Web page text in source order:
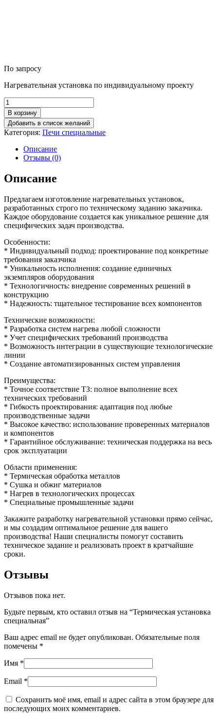
По запросу
Нагревательная установка по индивидуальному проекту
Количество
товара
Термическая
установка
специальная
В корзину
Добавить в список желаний
Категория: Печи специальные
Описание
Отзывы (0)
Описание
Предлагаем изготовление нагревательных установок,
разработанных строго по техническому заданию заказчика.
Каждое оборудование создается как уникальное решение для
специфических задач производства.
Особенности:
* Индивидуальный подход: проектирование под конкретные
требования заказчика
* Уникальность исполнения: создание единичных
экземпляров оборудования
* Технологичность: внедрение современных решений в
конструкцию
* Надежность: тщательное тестирование всех компонентов
Технические возможности:
* Разработка систем нагрева любой сложности
* Учет специфических требований производства
* Возможность интеграции в существующие технологические
линии
* Создание автоматизированных систем управления
Преимущества:
* Точное соответствие ТЗ: полное выполнение всех
технических требований
* Гибкость проектирования: адаптация под любые
производственные задачи
* Высокое качество: использование проверенных материалов
и компонентов
* Гарантийное обслуживание: техническая поддержка на весь
срок эксплуатации
Области применения:
* Термическая обработка металлов
* Сушка и обжиг материалов
* Нагрев в технологических процессах
* Специальные промышленные задачи
Закажите разработку нагревательной установки прямо сейчас,
и мы создадим оптимальное решение для вашего
производства! Наши специалисты помогут составить
техническое задание и реализовать проект в кратчайшие
сроки.
Отзывы
Отзывов пока нет.
Будьте первым, кто оставил отзыв на “Термическая установка
специальная”
Ваш адрес email не будет опубликован. Обязательные поля
помечены *
Имя *
Email *
Сохранить моё имя, email и адрес сайта в этом браузере для
последующих моих комментариев.